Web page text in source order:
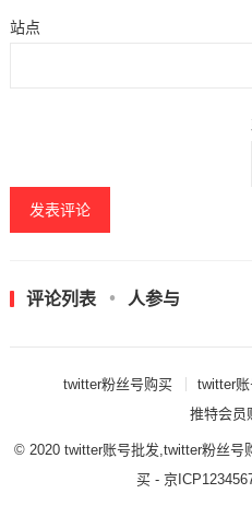
站点
评论列表 人参与
twitter粉丝号购买 twitter
推特会员
© 2020twitter账号批发,twitter粉丝号
买 - 京